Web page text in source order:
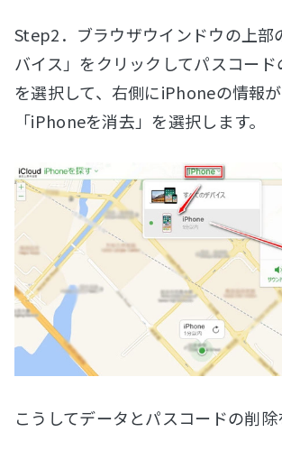
Step2．ブラウザウインドウの上部
バイス」をクリックしてパスコー
を選択して、右側にiPhoneの情報
「iPhoneを消去」を選択します。
こうしてデータとパスコードの削除